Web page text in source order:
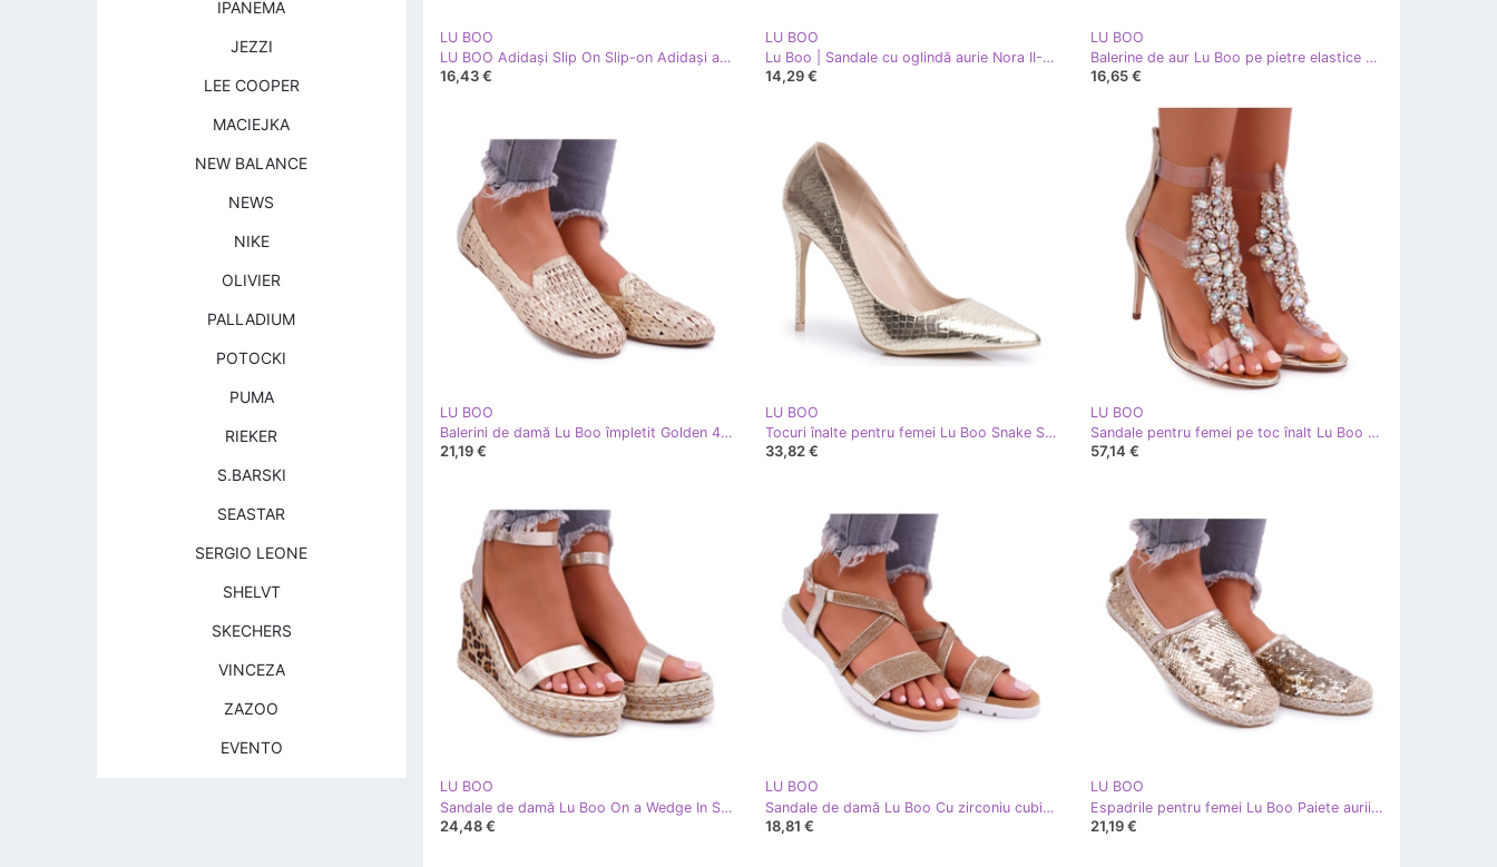
LU BOO
LU BOO Adidași Slip On Slip-on Adidași aurii Justy de aur
16,43 €
LU BOO
Lu Boo | Sandale cu oglindă aurie Nora II-GAT de aur
14,29 €
LU BOO
Balerine de aur Lu Boo pe pietre elastice Chiar
16,65 €
LU BOO
Balerini de damă Lu Boo împletit Golden 4Ever de aur
21,19 €
LU BOO
Tocuri înalte pentru femei Lu Boo Snake Skin Gold BC-791 de aur
33,82 €
LU BOO
Sandale pentru femei pe toc înalt Lu Boo Golden 2047-89 Milleni de aur
57,14 €
LU BOO
Sandale de damă Lu Boo On a Wedge In Shen Golden Shiran de aur
24,48 €
LU BOO
Sandale de damă Lu Boo Cu zirconiu cubic 406-5 Gold Stella de aur
18,81 €
LU BOO
Espadrile pentru femei Lu Boo Paiete aurii Destino de aur
21,19 €
IPANEMA
JEZZI
LEE COOPER
MACIEJKA
NEW BALANCE
NEWS
NIKE
OLIVIER
PALLADIUM
POTOCKI
PUMA
RIEKER
S.BARSKI
SEASTAR
SERGIO LEONE
SHELVT
SKECHERS
VINCEZA
ZAZOO
EVENTO